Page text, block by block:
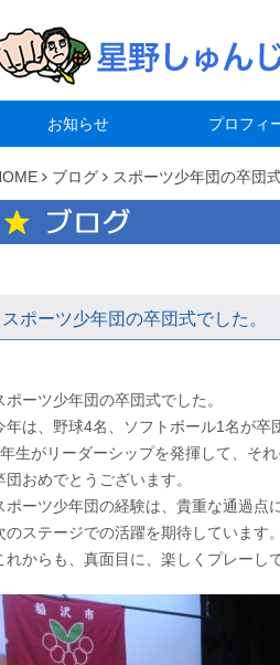
お知らせ プロフィ
ブログ スポーツ少年団の卒団
スポーツ少年団の卒団式でした。
ポーツ少年団の卒団式でした。
年は、野球4名、ソフトボール1名が卒
生がリーダーシップを発揮して、そ
団おめでとうございます。
ポーツ少年団の経験は、貴重な通過点
のステージでの活躍を期待しています。
れからも、真面目に、楽しくプレーし